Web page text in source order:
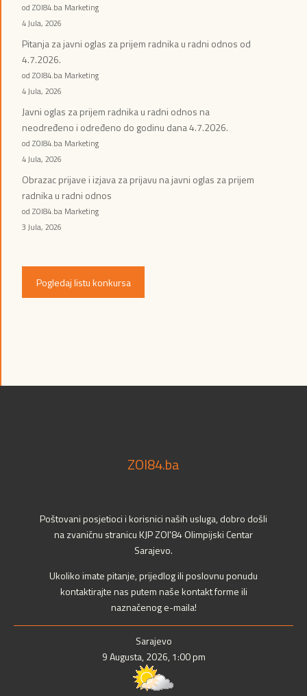
od ZOI84.ba Marketing
4 Jula, 2026
Pitanja za javni oglas za prijem radnika u radni odnos od
4.7.2026.
od ZOI84.ba Marketing
4 Jula, 2026
Javni oglas za prijem radnika u radni odnos na
neodređeno i određeno do godinu dana 4.7.2026.
od ZOI84.ba Marketing
4 Jula, 2026
Obrazac prijave i izjava za prijavu na javni oglas za prijem
radnika u radni odnos
od ZOI84.ba Marketing
3 Jula, 2026
Pogledaj listu konkursa
ZOI84.ba
Poštovani posjetioci i korisnici naših usluga, dobro došli
na zvaničnu stranicu KJP ZOI'84 Olimpijski Centar
Sarajevo.
Ukoliko imate pitanje, prijedlog ili poslovnu ponudu
kontaktirajte nas putem naše kontakt forme ili
naznačenog e-maila!
Sarajevo
9 Augusta, 2026, 1:00 pm